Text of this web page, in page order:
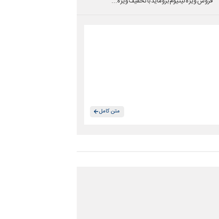
متن کامل